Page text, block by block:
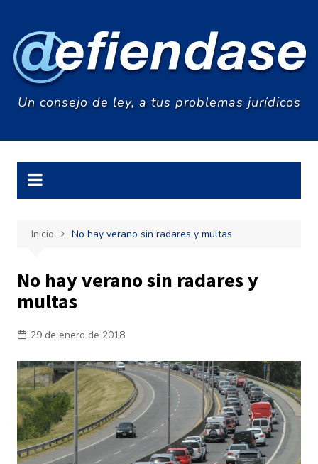
contenido
Un consejo de ley, a tus problemas jurídicos
Inicio No hay verano sin radares y multas
No hay verano sin radares y
multas
29 de enero de 2018